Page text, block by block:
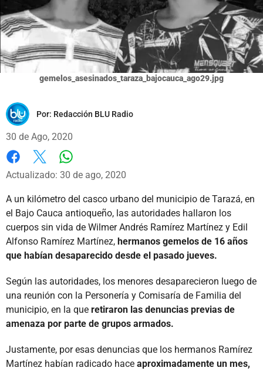
gemelos_asesinados_taraza_bajocauca_ago29.jpg
Por: Redacción BLU Radio
30 de Ago, 2020
Facebook
X
Actualizado: 30 de ago, 2020
A un kilómetro del casco urbano del municipio de Tarazá, en
el Bajo Cauca antioqueño, las autoridades hallaron los
cuerpos sin vida de Wilmer Andrés Ramírez Martínez y Edil
Alfonso Ramírez Martínez, hermanos gemelos de 16 años
que habían desaparecido desde el pasado jueves.
Según las autoridades, los menores desaparecieron luego de
una reunión con la Personería y Comisaría de Familia del
municipio, en la que retiraron las denuncias previas de
amenaza por parte de grupos armados.
Justamente, por esas denuncias que los hermanos Ramírez
Martínez habían radicado hace aproximadamente un mes,